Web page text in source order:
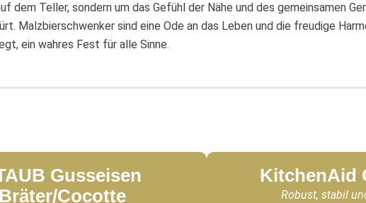
dem Teller, sondern um das Gefühl der Nähe und des gemeinsamen
Malzbierschwenker sind eine Ode an das Leben und die freudige
ein wahres Fest für alle Sinne.
Gusseisen
Bräter/Cocotte
KitchenAid
Robust, stabil